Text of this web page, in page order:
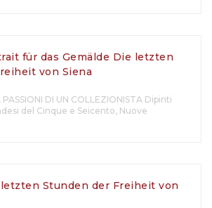
für das Gemälde Die letzten
von Siena
, PASSIONI DI UN COLLEZIONISTA Dipinti
del Cinque e Seicento, Nuove
Stunden der Freiheit von